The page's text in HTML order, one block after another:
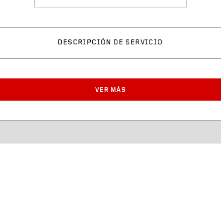
DESCRIPCIÓN DE SERVICIO
VER MÁS